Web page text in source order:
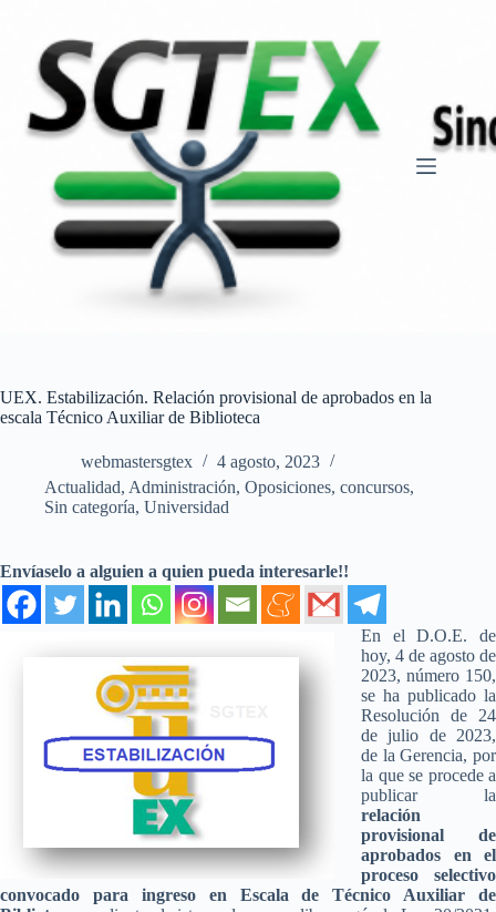
contenido
UEX. Estabilización. Relación provisional de aprobados en la
escala Técnico Auxiliar de Biblioteca
webmastersgtex
4 agosto, 2023
Actualidad, Administración, Oposiciones, concursos,
Sin categoría, Universidad
Envíaselo a alguien a quien pueda interesarle!!
En el D.O.E. de
hoy, 4 de agosto de
2023, número 150,
se ha publicado la
Resolución de 24
de julio de 2023,
de la Gerencia, por
la que se procede a
publicar la
relación
provisional de
aprobados en el
proceso selectivo
convocado para ingreso en Escala de Técnico Auxiliar de